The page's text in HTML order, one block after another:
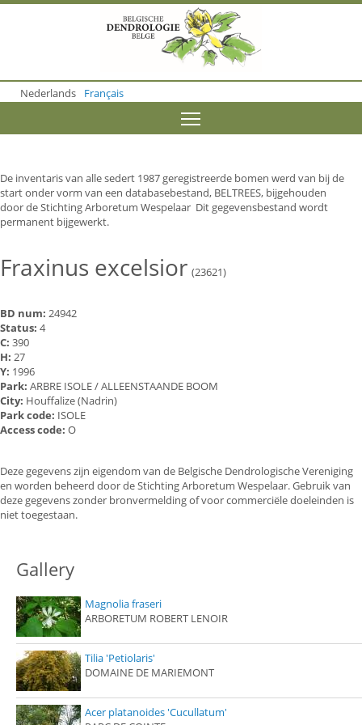
o
m
o
n
t
e
n
Nederlands Français
De inventaris van alle sedert 1987 geregistreerde bomen werd van bij de
start onder vorm van een databasebestand, BELTREES, bijgehouden
door de Stichting Arboretum Wespelaar Dit gegevensbestand wordt
permanent bijgewerkt.
Fraxinus excelsior (23621)
BD num: 24942
Status: 4
C: 390
H: 27
Y: 1996
Park: ARBRE ISOLE / ALLEENSTAANDE BOOM
City: Houffalize (Nadrin)
Park code: ISOLE
Access code: O
Deze gegevens zijn eigendom van de Belgische Dendrologische Vereniging
en worden beheerd door de Stichting Arboretum Wespelaar. Gebruik van
deze gegevens zonder bronvermelding of voor commerciële doeleinden is
niet toegestaan.
Gallery
Magnolia fraseri
ARBORETUM ROBERT LENOIR
Tilia 'Petiolaris'
DOMAINE DE MARIEMONT
Acer platanoides 'Cucullatum'